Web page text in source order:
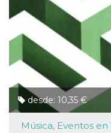
desde: 10,35 €
Música, Eventos